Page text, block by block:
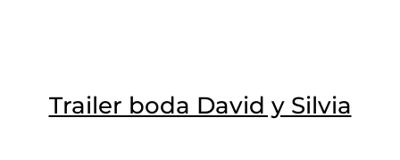
Trailer boda David y Silvia